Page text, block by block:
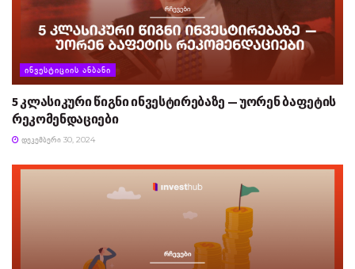
ᲘᲜᲕᲔᲡᲢᲘᲪᲘᲘᲡ ᲐᲜᲑᲐᲜᲘ
5 კლასიკური წიგნი ინვესტირებაზე — უორენ ბაფეტის
რეკომენდაციები
ᲓᲔᲙᲔᲛᲑᲔᲠᲘ 30, 2024